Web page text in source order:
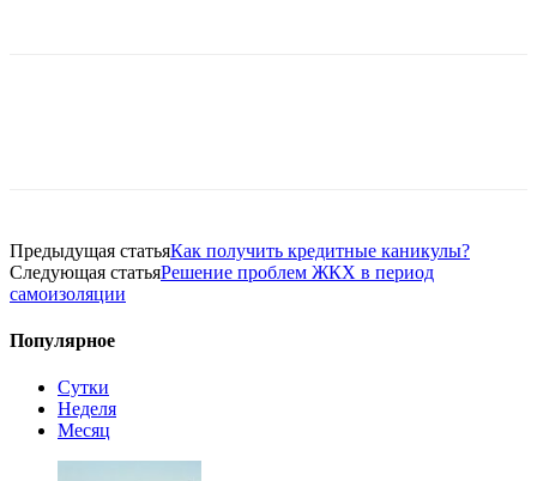
Предыдущая статьяКак получить кредитные каникулы?
Следующая статьяРешение проблем ЖКХ в период
самоизоляции
Популярное
Сутки
Неделя
Месяц